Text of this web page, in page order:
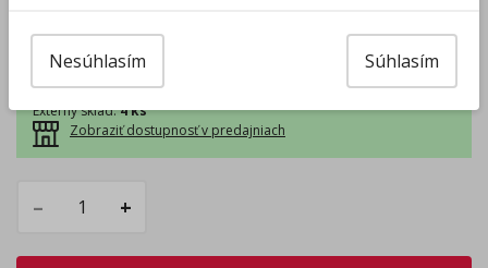
10.08 - osobný odber Prievidza (
10.08 - Packeta box a odberné miesta (
10.08 - osobný odber v predajni (
Centrálny sklad:0 ks
Externý sklad:4 ks
Zobraziť dostupnosť v predajniach
– +
Súhlasím
Nesúhlasím